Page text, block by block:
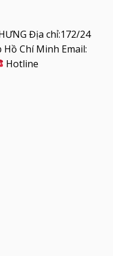
Địa chỉ:172/24
Chí Minh Email:
Hotline